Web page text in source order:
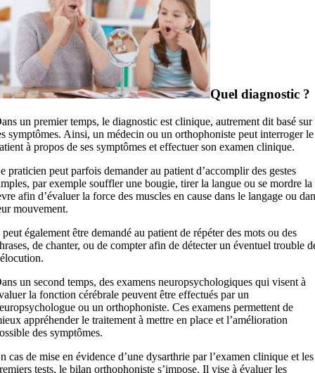
Quel diagnostic ?
un premier temps, le diagnostic est clinique, autrement dit basé sur
symptômes. Ainsi, un médecin ou un orthophoniste peut interroger le
à propos de ses symptômes et effectuer son examen clinique.
praticien peut parfois demander au patient d’accomplir des gestes
par exemple souffler une bougie, tirer la langue ou se mordre la
afin d’évaluer la force des muscles en cause dans le langage ou
mouvement.
également être demandé au patient de répéter des mots ou des
de chanter, ou de compter afin de détecter un éventuel trouble
un second temps, des examens neuropsychologiques qui visent à
la fonction cérébrale peuvent être effectués par un
ou un orthophoniste. Ces examens permettent de
appréhender le traitement à mettre en place et l’amélioration
des symptômes.
cas de mise en évidence d’une dysarthrie par l’examen clinique et les
tests, le bilan orthophoniste s’impose. Il vise à évaluer les